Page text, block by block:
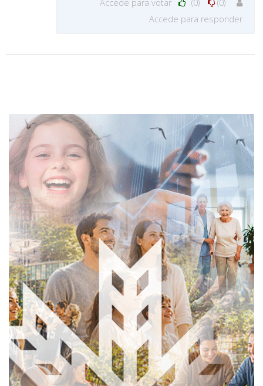
Accede para votar (0)
(0)
Accede para responder